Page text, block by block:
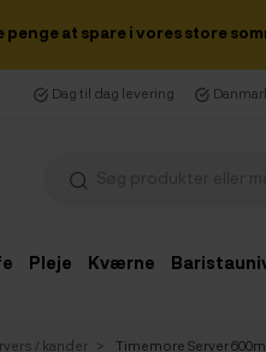
penge at spare i vores store
Dag til dag levering
Pleje Kværne
/ kander Timemore Server